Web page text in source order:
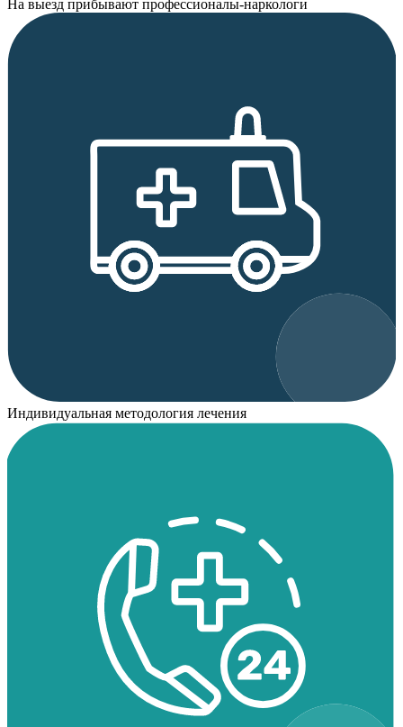
На выезд прибывают профессионалы-наркологи
Индивидуальная методология лечения